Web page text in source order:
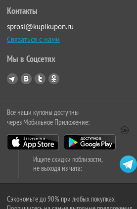
Контакты
sprosi@kupikupon.ru
Связаться с нами
Мы в Соцсетях
Все наши купоны доступны
через Мобильное Приложение:
Ищите скидки поблизости,
не выходя из чата:
Сэкономьте до 90% при любых покупках